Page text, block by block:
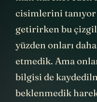
hızlı hareket
cisimlerini
getirirken bu
yüzden onları
etmedik. Ama
bilgisi de